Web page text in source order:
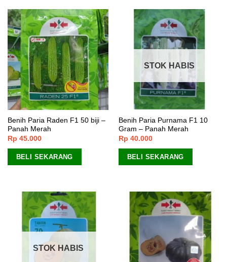
Benih Paria Raden F1 50 biji –
Panah Merah
Rp 45.000
BELI SEKARANG
STOK HABIS
Benih Paria Purnama F1 10
Gram – Panah Merah
Rp 40.000
BELI SEKARANG
STOK HABIS